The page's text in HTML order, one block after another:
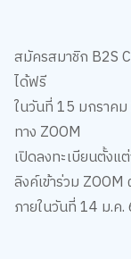
สมัครสมาชิก B2S
ได้ฟรี
ในวันที่15 มกราคม
ทาง ZOOM
เปิดลงทะเบียนตั้งแ
ลิงค์เข้าร่วม ZOOM
ภายในวันที่ 14 ม.ค.